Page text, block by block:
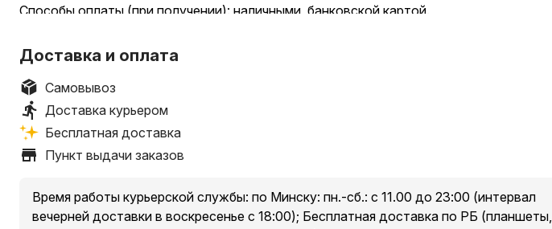
Способы оплаты (при получении): наличными, банковской картой.
Условия самовывоза: стоимость – бесплатно.
Пункты выдачи заказов:
1. Минск, пр. Независимости, 185, оф. 36
2. Минский р-н, Новодворский с/, 40/2, бизнес-центр «S-UNION»
3. Минск, ул. Притыцкого, 23А, ТЦ «Орбита Молл», 2 этаж
4. Минск, ул. Денисовская, 37, в торце здания
5. Минск, ул. Куйбышева, 44, помещение 2-Н
уточняйте у менеджера при оформлении заказа.
Доставка и оплата
Самовывоз
Доставка курьером
Бесплатная доставка
Пункт выдачи заказов
Время работы курьерской службы: по Минску: пн.-сб.: с 11.00 до 23:00 (интервал
вечерней доставки в воскресенье с 18:00); Бесплатная доставка по РБ (планшеты,